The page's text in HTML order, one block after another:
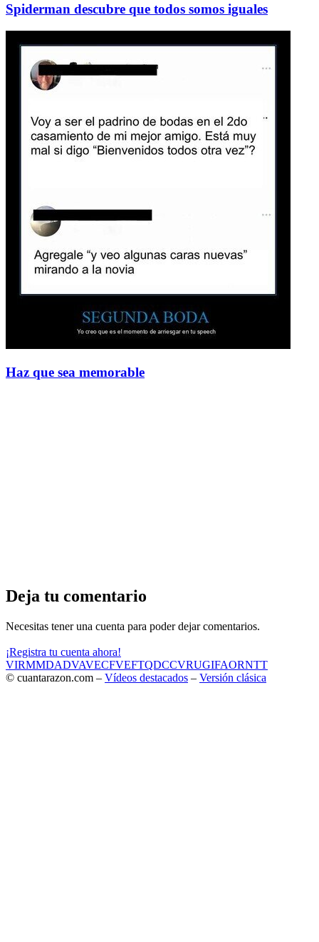
Spiderman descubre que todos somos iguales
Haz que sea memorable
Deja tu comentario
Necesitas tener una cuenta para poder dejar comentarios.
¡Registra tu cuenta ahora!
VIRMMDADVAVECFVEFTQDCCVRUGIFAORNTT
© cuantarazon.com – Vídeos destacados – Versión clásica